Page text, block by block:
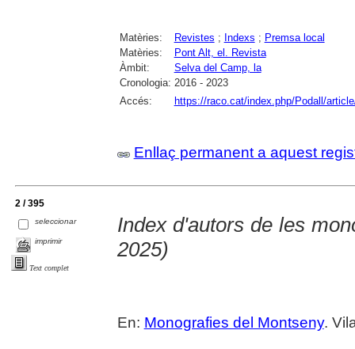
Matèries: Revistes ; Indexs ; Premsa local
Matèries:
Pont Alt, el. Revista
Àmbit:
Selva del Camp, la
Cronologia: 2016 - 2023
Accés:
https://raco.cat/index.php/Podall/
Enllaç permanent a aquest
2 / 395
seleccionar
imprimir
Text complet
Index d'autors de les
2025)
En: Monografies del Montseny.